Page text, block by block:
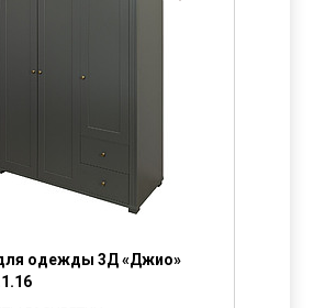
одежды 3Д «Джио»